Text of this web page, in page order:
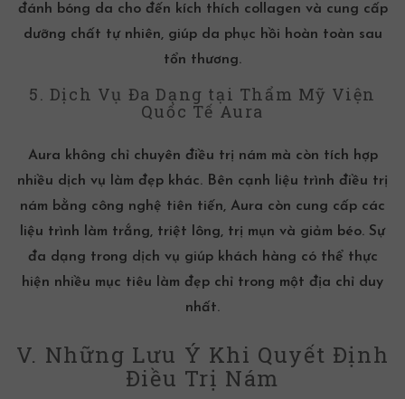
đánh bóng da cho đến kích thích collagen và cung cấp
dưỡng chất tự nhiên, giúp da phục hồi hoàn toàn sau
tổn thương.
5. Dịch Vụ Đa Dạng tại Thẩm Mỹ Viện
Quốc Tế Aura
Aura không chỉ chuyên điều trị nám mà còn tích hợp
nhiều dịch vụ làm đẹp khác. Bên cạnh liệu trình điều trị
nám bằng công nghệ tiên tiến, Aura còn cung cấp các
liệu trình làm trắng, triệt lông, trị mụn và giảm béo. Sự
đa dạng trong dịch vụ giúp khách hàng có thể thực
hiện nhiều mục tiêu làm đẹp chỉ trong một địa chỉ duy
nhất.
V. Những Lưu Ý Khi Quyết Định
Điều Trị Nám